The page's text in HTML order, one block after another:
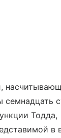
семнадцать
Тодда,
в